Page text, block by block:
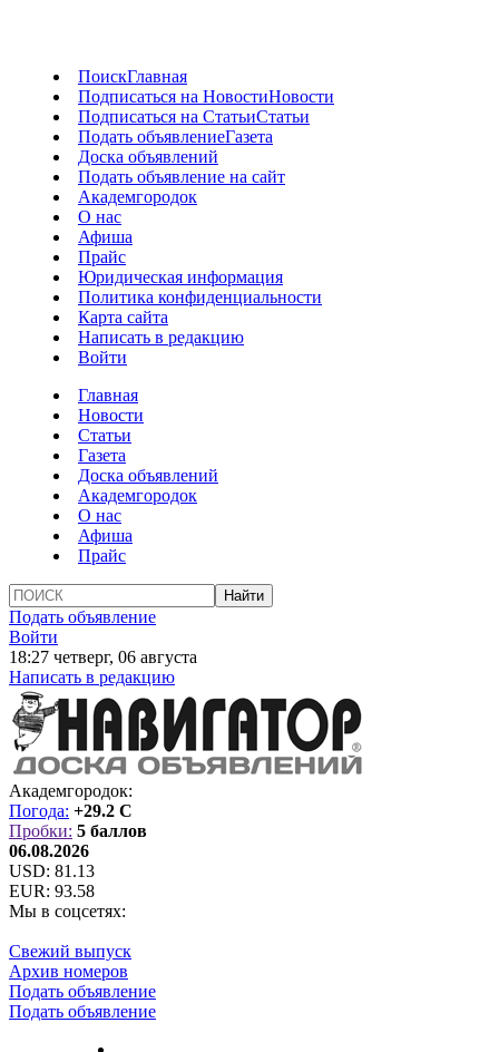
ПоискГлавная
Подписаться на НовостиНовости
Подписаться на СтатьиСтатьи
Подать объявлениеГазета
Доска объявлений
Подать объявление на сайт
Академгородок
О нас
Афиша
Прайс
Юридическая информация
Политика конфиденциальности
Карта сайта
Написать в редакцию
Войти
Главная
Новости
Статьи
Газета
Доска объявлений
Академгородок
О нас
Афиша
Прайс
Подать объявление
Войти
18:27 четверг, 06 августа
Написать в редакцию
Академгородок:
Погода: +29.2 C
Пробки: 5 баллов
06.08.2026
USD: 81.13
EUR: 93.58
Мы в соцсетях:
Свежий выпуск
Архив номеров
Подать объявление
Подать объявление